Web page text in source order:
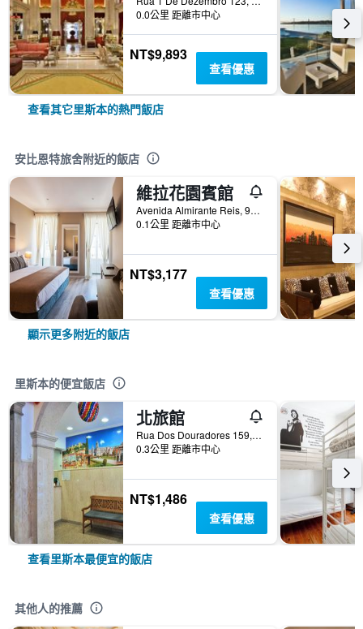
0.0公里 距離市中心
NT$9,893
查看優惠
查看其它里斯本的熱門飯店
安比恩特旅舍附近的飯店
維拉花園賓館
Avenida Almirante Reis, 98, 里斯本, 里斯本區, 葡萄牙
0.1公里 距離市中心
NT$3,177
查看優惠
顯示更多附近的飯店
里斯本的便宜飯店
北旅館
Rua Dos Douradores 159, 里斯本, 里斯本區, 葡萄牙
0.3公里 距離市中心
NT$1,486
查看優惠
查看里斯本最便宜的飯店
其他人的推薦